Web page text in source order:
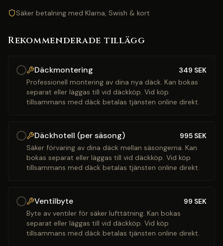
Säker betalning med Klarna, Swish & kort
Rekommenderade tillägg
Däckmontering 349 SEK
Professionell montering av dina nya däck. Kan bokas
separat eller läggas till vid däckköp. Vid köp
tillsammans med däck betalas tjänsten online direkt.
Däckhotell (per säsong) 995 SEK
Säker förvaring av dina däck mellan säsongerna. Kan
bokas separat eller läggas till vid däckköp. Vid köp
tillsammans med däck betalas tjänsten online direkt.
Ventilbyte 99 SEK
Byte av ventiler för säker lufttätning. Kan bokas
separat eller läggas till vid däckköp. Vid köp
tillsammans med däck betalas tjänsten online direkt.